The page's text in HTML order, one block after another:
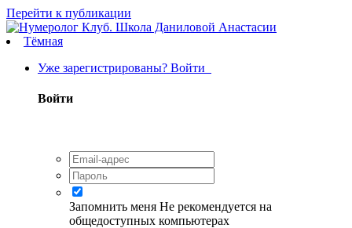
Перейти к публикации
Тёмная
Уже зарегистрированы? Войти
Войти
Запомнить меня Не рекомендуется на
общедоступных компьютерах